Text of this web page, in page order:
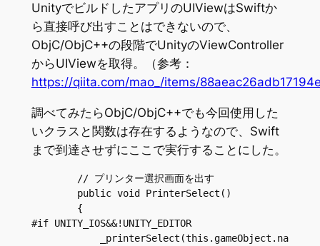
UnityでビルドしたアプリのUIViewはSwiftか
ら直接呼び出すことはできないので、
ObjC/ObjC++の段階でUnityのViewController
からUIViewを取得。（参考：
https://qiita.com/mao_/items/
調べてみたらObjC/ObjC++でも今回使用した
いクラスと関数は存在するようなので、Swift
まで到達させずにここで実行することにした。
        // プリンター選択画面を出す
        public void PrinterSelect()
        {
#if UNITY_IOS&&!UNITY_EDITOR
            _printerSelect(this.gameObject.name);